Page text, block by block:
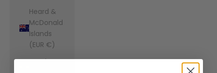
Heard &
McDonald
Islands
(EUR €)
Honduras